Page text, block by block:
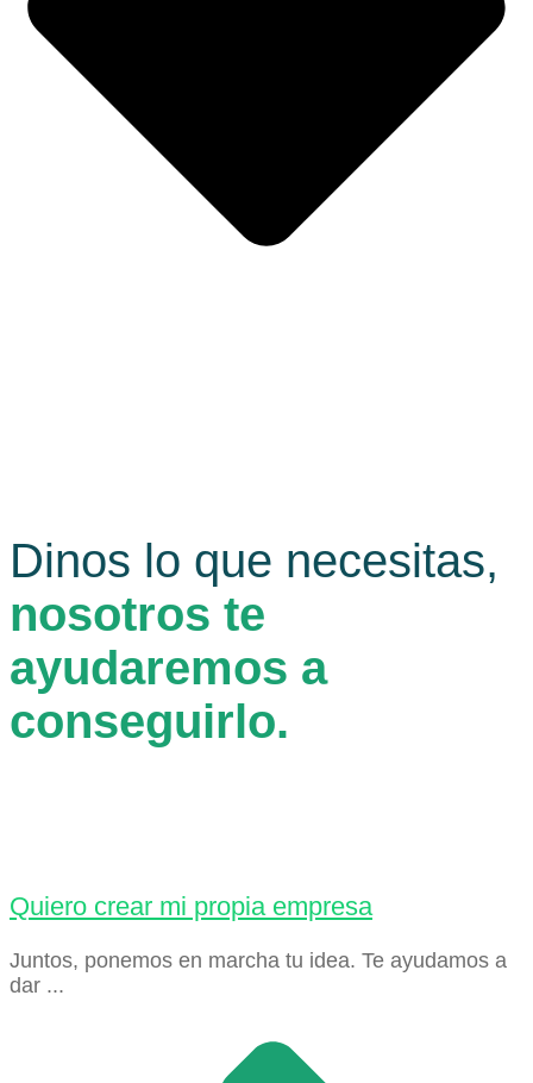
Dinos lo que necesitas,
nosotros te
ayudaremos a
conseguirlo.
Quiero crear mi propia empresa
Juntos, ponemos en marcha tu idea. Te ayudamos a
dar ...